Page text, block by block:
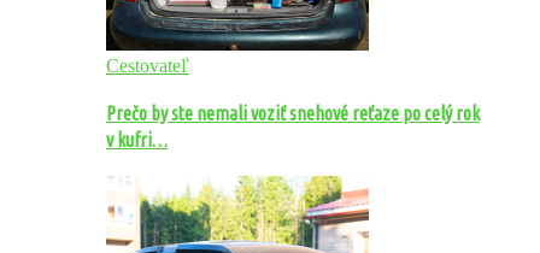
Cestovateľ
Prečo by ste nemali voziť snehové reťaze po celý rok
v kufri…